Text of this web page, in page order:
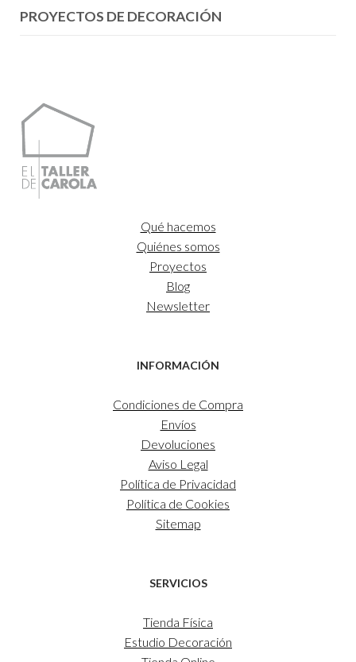
PROYECTOS DE DECORACIÓN
Qué hacemos
Quiénes somos
Proyectos
Blog
Newsletter
INFORMACIÓN
Condiciones de Compra
Envíos
Devoluciones
Aviso Legal
Política de Privacidad
Política de Cookies
Sitemap
SERVICIOS
Tienda Física
Estudio Decoración